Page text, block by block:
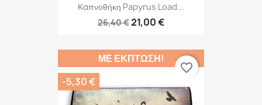
Καπνοθήκη Papyrus Load...
26,40 €21,00 €
ΜΕ ΈΚΠΤΩΣΗ!
-5,30 €
favorite_border